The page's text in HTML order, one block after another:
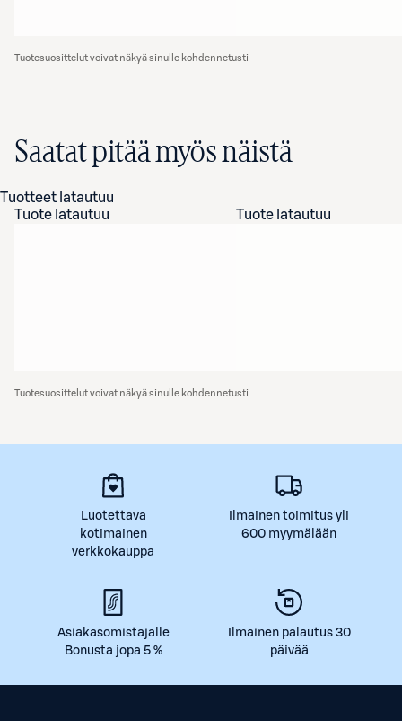
Tuotesuosittelut voivat näkyä sinulle kohdennetusti
Saatat pitää myös näistä
Tuotteet latautuu
Tuote latautuu
Tuote latautuu
Tuotesuosittelut voivat näkyä sinulle kohdennetusti
Luotettava
kotimainen
verkkokauppa
Ilmainen toimitus yli
600 myymälään
Asiakasomistajalle
Bonusta jopa 5 %
Ilmainen palautus 30
päivää